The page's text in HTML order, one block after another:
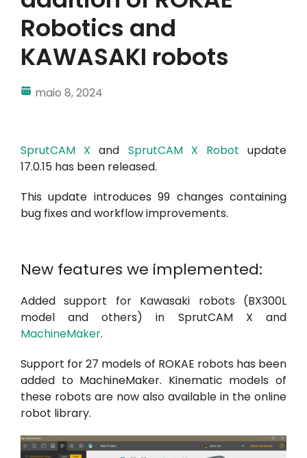
Minha conta
Inscrever-se
Robotics and
KAWASAKI robots
maio 8, 2024
SprutCAM Xand SprutCAM X Robotupdate
17.0.15 has been released.
This update introduces 99 changes containing
bug fixes and workflow improvements.
New features we implemented:
Added support for Kawasaki robots (BX300L
model and others) in SprutCAM X and
MachineMaker.
Support for 27 models of ROKAE robots has been
added to MachineMaker. Kinematic models of
these robots are now also available in the online
robot library.